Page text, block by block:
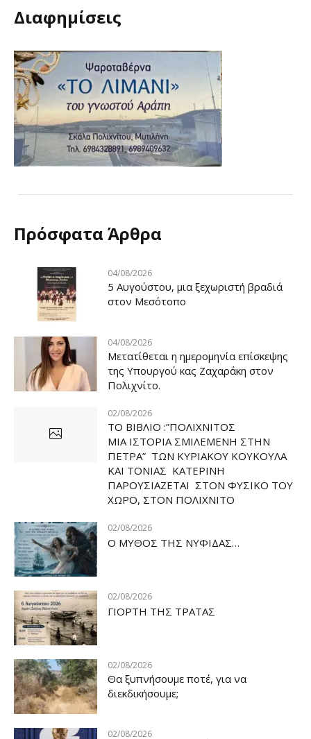
Διαφημίσεις
Πρόσφατα Άρθρα
04/08/2026
5 Αυγούστου, μια ξεχωριστή βραδιά
στον Μεσότοπο
04/08/2026
Μετατίθεται η ημερομηνία επίσκεψης
της Υπουργού κας Ζαχαράκη στον
Πολιχνίτο.
02/08/2026
ΤΟ ΒΙΒΛΙΟ :”ΠΟΛΙΧΝΙΤΟΣ
ΜΙΑ ΙΣΤΟΡΙΑ ΣΜΙΛΕΜΕΝΗ ΣΤΗΝ
ΠΕΤΡΑ” ΤΩΝ ΚΥΡΙΑΚΟΥ ΚΟΥΚΟΥΛΑ
ΚΑΙ ΤΟΝΙΑΣ ΚΑΤΕΡΙΝΗ
ΠΑΡΟΥΣΙΑΖΕΤΑΙ ΣΤΟΝ ΦΥΣΙΚΟ ΤOY
ΧΩΡΟ, ΣΤΟΝ ΠΟΛΙΧΝΙΤΟ
02/08/2026
Ο ΜΥΘΟΣ ΤΗΣ ΝΥΦΙΔΑΣ…
02/08/2026
ΓΙΟΡΤΗ ΤΗΣ ΤΡΑΤΑΣ
02/08/2026
Θα ξυπνήσουμε ποτέ, για να
διεκδικήσουμε;
02/08/2026